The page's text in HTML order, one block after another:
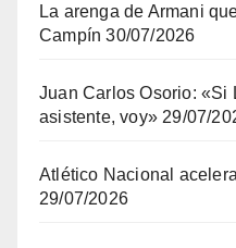
La arenga de Armani
Campín 30/07/2026
Juan Carlos Osorio: «Si
asistente, voy» 29/07/
Atlético Nacional
29/07/2026